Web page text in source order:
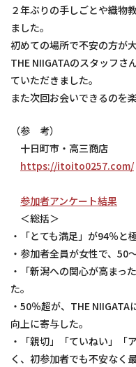
２年ぶりの手しごとや織物
ました。
初めての場所で不安の方が
THE NIIGATAのスタッフさ
ていただきました。
また次回お会いできるのを
（参 考）
十日町市・高三商店
https://itoito0257.com/
参加者アンケート結果
＜総括＞
・「とても満足」が94％と
・参加者全員が女性で、50
・「新潟への関心が高まっ
た。
・50％超が、THE
向上に寄与した。
・「親切」「ていねい」「
く、初参加者でも不安なく